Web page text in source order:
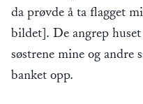
da prøvde å ta flagget
bildet]. De angrep
søstrene mine og andre
banket opp.